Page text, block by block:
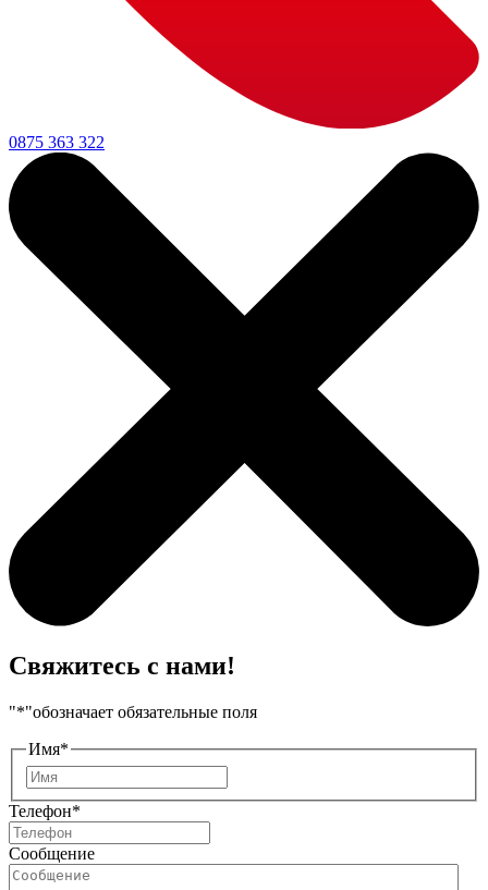
0875 363 322
Свяжитесь с нами!
"*"обозначает обязательные поля
Имя*
Телефон*
Сообщение